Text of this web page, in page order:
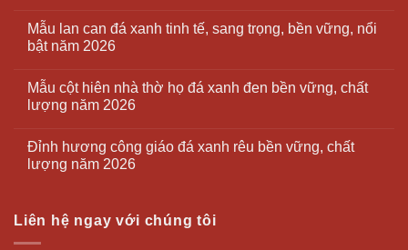
Mẫu lan can đá xanh tinh tế, sang trọng, bền vững, nổi
bật năm 2026
Mẫu cột hiên nhà thờ họ đá xanh đen bền vững, chất
lượng năm 2026
Đỉnh hương công giáo đá xanh rêu bền vững, chất
lượng năm 2026
Liên hệ ngay với chúng tôi